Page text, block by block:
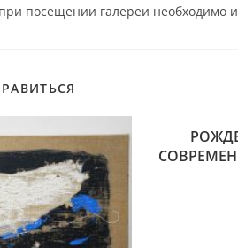
посещении галереи необходимо